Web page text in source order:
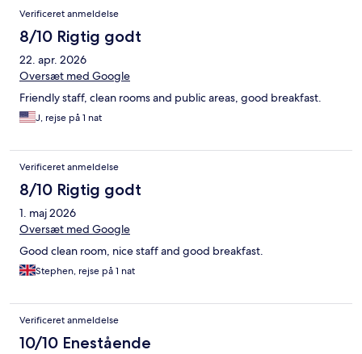
Verificeret anmeldelse
8/10 Rigtig godt
22. apr. 2026
Oversæt med Google
Friendly staff, clean rooms and public areas, good breakfast.
J, rejse på 1 nat
Verificeret anmeldelse
8/10 Rigtig godt
1. maj 2026
Oversæt med Google
Good clean room, nice staff and good breakfast.
Stephen, rejse på 1 nat
Verificeret anmeldelse
10/10 Enestående